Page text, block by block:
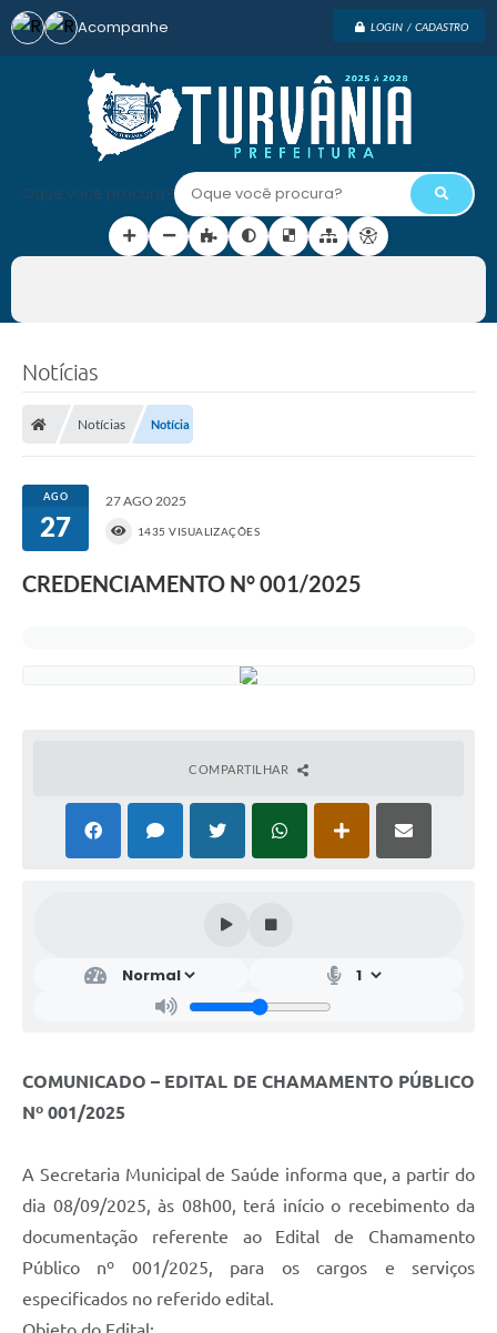
LOGIN / CADASTRO
Oque você procura?
Acompanhe
Notícias
Notícias Notícia
AGO
27
27 AGO 2025
1435 VISUALIZAÇÕES
CREDENCIAMENTO N° 001/2025
COMPARTILHAR
COMUNICADO – EDITAL DE CHAMAMENTO PÚBLICO
Nº 001/2025
A Secretaria Municipal de Saúde informa que, a partir do
dia 08/09/2025, às 08h00, terá início o recebimento da
documentação referente ao Edital de Chamamento
Público nº 001/2025, para os cargos e serviços
especificados no referido edital.